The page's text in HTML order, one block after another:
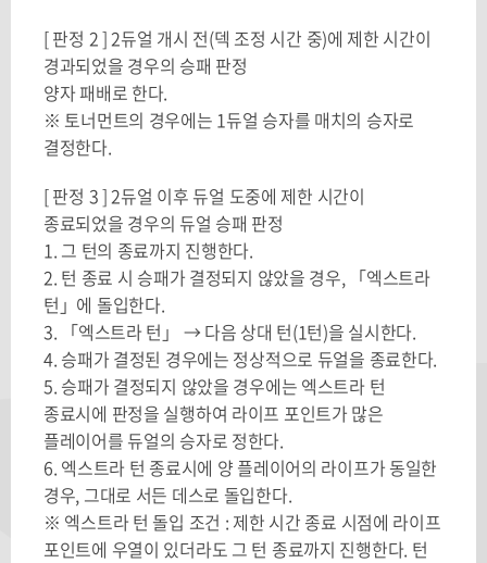
[ 판정 2 ] 2듀얼 개시 전(덱 조정 시간 중)에 제한 시간이
경과되었을 경우의 승패 판정
양자 패배로 한다.
※ 토너먼트의 경우에는 1듀얼 승자를 매치의 승자로
결정한다.
[ 판정 3 ] 2듀얼 이후 듀얼 도중에 제한 시간이
종료되었을 경우의 듀얼 승패 판정
1. 그 턴의 종료까지 진행한다.
2. 턴 종료 시 승패가 결정되지 않았을 경우, 「엑스트라
턴」에 돌입한다.
3. 「엑스트라 턴」 → 다음 상대 턴(1턴)을 실시한다.
4. 승패가 결정된 경우에는 정상적으로 듀얼을 종료한다.
5. 승패가 결정되지 않았을 경우에는 엑스트라 턴
종료시에 판정을 실행하여 라이프 포인트가 많은
플레이어를 듀얼의 승자로 정한다.
6. 엑스트라 턴 종료시에 양 플레이어의 라이프가 동일한
경우, 그대로 서든 데스로 돌입한다.
※ 엑스트라 턴 돌입 조건 : 제한 시간 종료 시점에 라이프
포인트에 우열이 있더라도 그 턴 종료까지 진행한다. 턴